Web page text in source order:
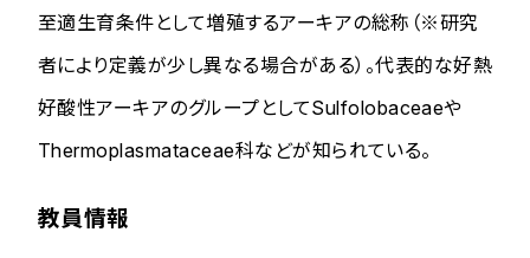
至適生育条件として増殖するアーキアの総称（※研究
者により定義が少し異なる場合がある）。代表的な好熱
好酸性アーキアのグループとしてSulfolobaceaeや
Thermoplasmataceae科などが知られている。
教員情報